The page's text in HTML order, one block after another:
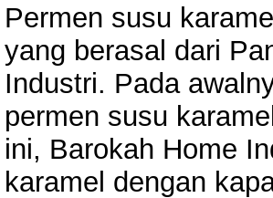
Permen susu
yang berasal dari
Industri. Pada
permen susu
ini, Barokah Home
karamel dengan